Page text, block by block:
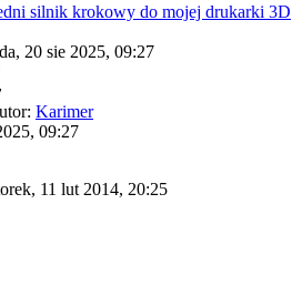
silnik krokowy do mojej drukarki 3D
20 sie 2025, 09:27
Karimer
09:27
11 lut 2014, 20:25